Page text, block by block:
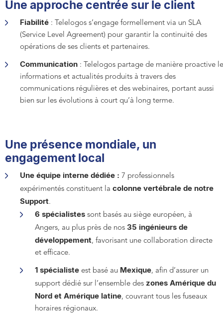
Une approche centrée sur le client
Fiabilité : Telelogos s’engage formellement via un SLA
(Service Level Agreement) pour garantir la continuité des
opérations de ses clients et partenaires.
Communication : Telelogos partage de manière proactive
informations et actualités produits à travers des
communications régulières et des webinaires, portant aussi
bien sur les évolutions à court qu’à long terme.
Une présence mondiale, un
engagement local
Une équipe interne dédiée : 7 professionnels
expérimentés constituent la colonne vertébrale de notre
Support.
6 spécialistes sont basés au siège européen, à
Angers, au plus près de nos 35 ingénieurs de
développement, favorisant une collaboration directe
et efficace.
1 spécialiste est basé au Mexique, afin d’assurer un
support dédié sur l’ensemble des zones Amérique du
Nord et Amérique latine, couvrant tous les fuseaux
horaires régionaux.